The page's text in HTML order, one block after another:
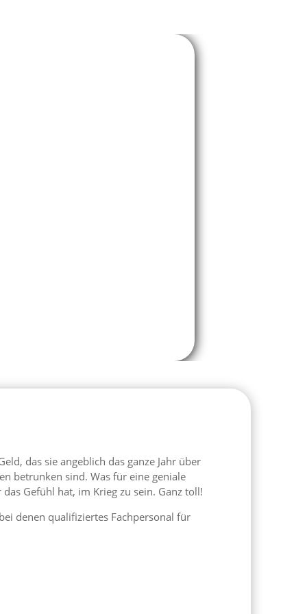
das sie angeblich das ganze Jahr über
betrunken sind. Was für eine geniale
Gefühl hat, im Krieg zu sein. Ganz toll!
denen qualifiziertes Fachpersonal für